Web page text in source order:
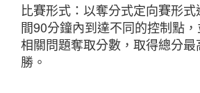
比賽形式：以奪分式定向賽形
間90分鐘內到達不同的控制點
相關問題奪取分數，取得總分
勝。